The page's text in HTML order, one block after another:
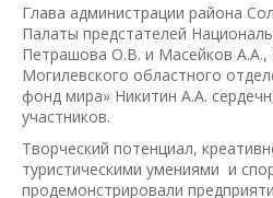
Глава администрации района
Палаты предстателей
Петрашова О.В. и Масейков А.А.,
Могилевского областного
фонд мира» Никитин А.А.
участников.
Творческий потенциал,
туристическими умениями и
продемонстрировали